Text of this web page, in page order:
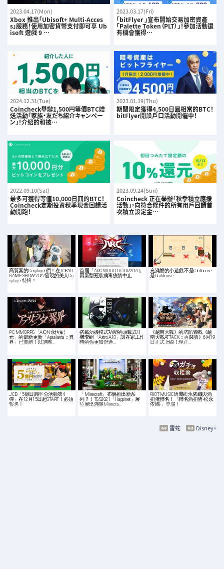
2023.04.17(Mon)
Xbox 推出「Ubisoft+ Multi-Acces
s」服務！使用加密貨幣支付即可享 Ub
isoft 遊戲 9 …
2023.03.17(Fri)
「bitFlyer 」宣布開始交易加密資產
「Palette Token（PLT）」！參加活動還
有機會獲得…
2024.12.31(Tue)
Coincheck舉辦1,500円等價BTC贈
送活動「家族・友だち紹介キャンペー
ン」！介紹的和被…
2023.01.19(Thu)
期間限定獲得4,500日圓相當的BTC！
bitFlyer開設戶口活動開催中！
2022.09.10(Sat)
最多可獲得等值10,000日圓的BTC！
Coincheck定期投資秋季現金回饋活
動開跑！
2023.09.24(Sun)
Coincheck 正在舉辦「秋季積立應援
活動」，向符合條件的所有用戶回饋首
次積立設定金…
高質素的Cosplayer們！在TOKYO
GAME SHOW 2022發現的美人Co
splayer特輯！
首屆「ARC WORLD TOUR 2020」
因新型冠狀病毒疫情中止
充滿蟹的小遊戲 不是Clubhouse
是Crabhouse
PC MMORPG「AION 永恆紀
元」的最新更新「Apsalanta：異
界」已實施！以謎團…
搭載勿擾模式功能的頭戴式耳
機套組「Astro A10」讓在家工作
時的你更加舒適…
《越南大戰》的塔防遊戲《越
南大戰ATTACK：再裝填》6月19
日正式上線！現正…
JCB「5億日圓平分活動第4
彈」在12月15日起START！必須
報名！
「Minecraft」布偶推出新系
列？！TGS2021「Happinet」展
位展出滿滿Minecra…
RIOT MUSIC所屬松永依織與酒
扭蛋聯名！「聯名酒扭蛋-松永
依織-」登場！
Disney+
雷蛇